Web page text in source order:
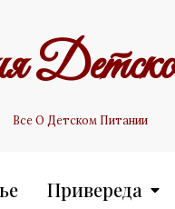
Все О Детском Питании
Привереда